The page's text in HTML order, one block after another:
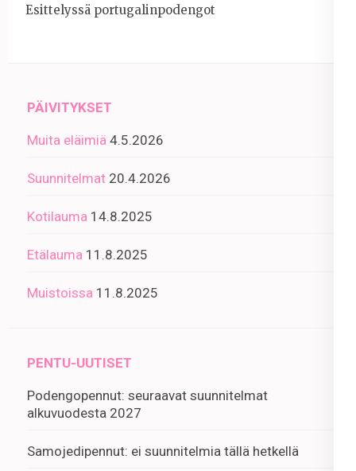
Esittelyssä portugalinpodengot
PÄIVITYKSET
Muita eläimiä 4.5.2026
Suunnitelmat 20.4.2026
Kotilauma 14.8.2025
Etälauma 11.8.2025
Muistoissa 11.8.2025
PENTU-UUTISET
Podengopennut: seuraavat suunnitelmat
alkuvuodesta 2027
Samojedipennut: ei suunnitelmia tällä hetkellä